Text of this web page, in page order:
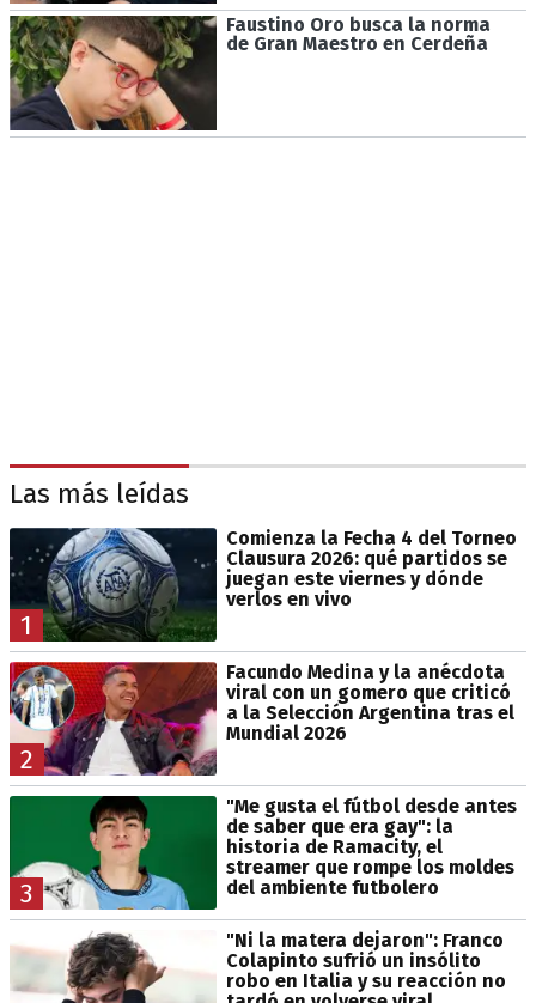
Faustino Oro busca la norma
de Gran Maestro en Cerdeña
Las más leídas
1
Comienza la Fecha 4 del Torneo
Clausura 2026: qué partidos se
juegan este viernes y dónde
verlos en vivo
2
Facundo Medina y la anécdota
viral con un gomero que criticó
a la Selección Argentina tras el
Mundial 2026
3
"Me gusta el fútbol desde antes
de saber que era gay": la
historia de Ramacity, el
streamer que rompe los moldes
del ambiente futbolero
"Ni la matera dejaron": Franco
Colapinto sufrió un insólito
robo en Italia y su reacción no